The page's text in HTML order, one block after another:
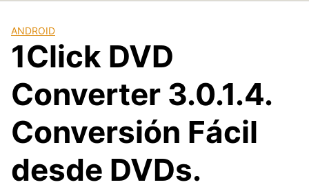
ANDROID
1Click DVD
Converter 3.0.1.4.
Conversión Fácil
desde DVDs.